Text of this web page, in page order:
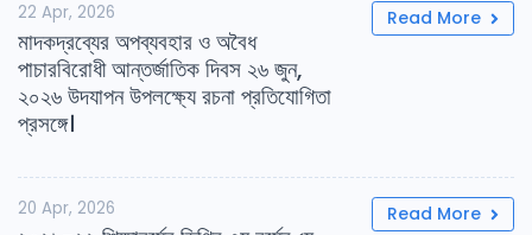
22 Apr, 2026
মাদকদ্রব্যের অপব্যবহার ও অবৈধ
পাচারবিরোধী আন্তর্জাতিক দিবস ২৬ জুন,
২০২৬ উদযাপন উপলক্ষ্যে রচনা প্রতিযোগিতা
প্রসঙ্গে।
Read More
20 Apr, 2026 Read More